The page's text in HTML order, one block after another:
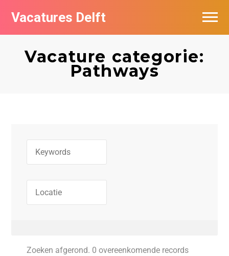
Vacatures Delft
Vacature categorie:
Pathways
Zoeken afgerond. 0 overeenkomende records
Vacatures per bedrijf in Delft